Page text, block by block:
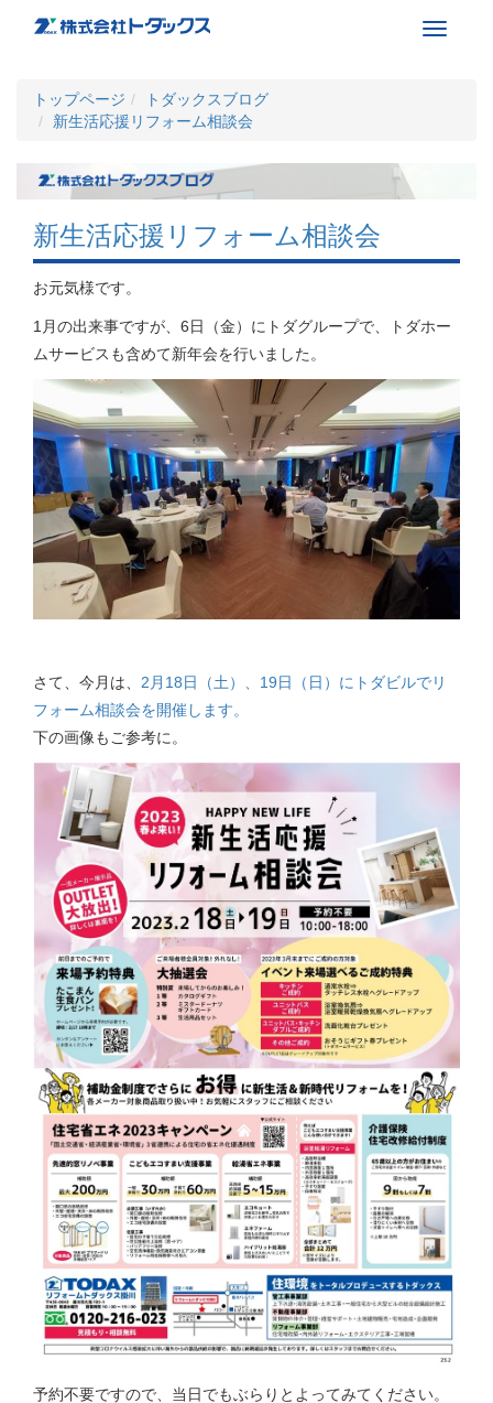
Toggle
トップページ
トダックスブログ
新生活応援リフォーム相談会
新生活応援リフォーム相談会
お元気様です。
1月の出来事ですが、6日（金）にトダグループで、トダホー
ムサービスも含めて新年会を行いました。
さて、今月は、 2月18日（土）、19日（日）にトダビルでリ
フォーム相談会を開催します。
下の画像もご参考に。
予約不要ですので、当日でもぶらりとよってみてください。